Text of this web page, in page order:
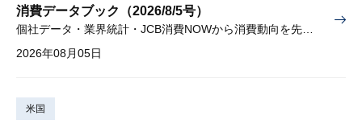
消費データブック（2026/8/5号）
個社データ・業界統計・JCB消費NOWから消費動向を先取り
2026年08月05日
米国